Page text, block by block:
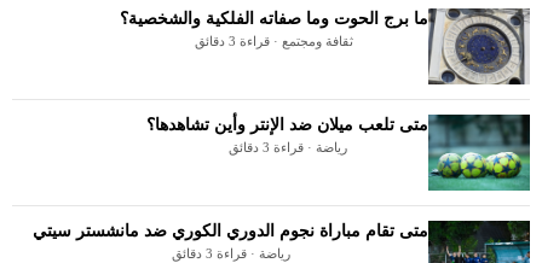
ما برج الحوت وما صفاته الفلكية والشخصية؟
ثقافة ومجتمع · قراءة 3 دقائق
متى تلعب ميلان ضد الإنتر وأين تشاهدها؟
رياضة · قراءة 3 دقائق
متى تقام مباراة نجوم الدوري الكوري ضد مانشستر سيتي
رياضة · قراءة 3 دقائق